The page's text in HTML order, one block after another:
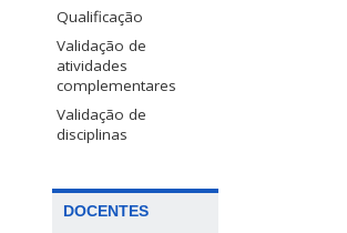
Qualificação
Validação de
atividades
complementares
Validação de
disciplinas
DOCENTES